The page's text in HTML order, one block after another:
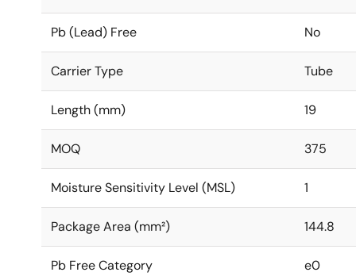
Pb (Lead) Free No
Carrier Type Tube
Length (mm) 19
MOQ 375
Moisture Sensitivity Level (MSL) 1
Package Area (mm²) 144.8
Pb Free Category e0